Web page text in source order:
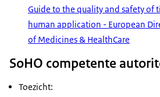
Guide to the quality and safety of
human application - European
of Medicines & HealthCare
SoHO competente
Toezicht: